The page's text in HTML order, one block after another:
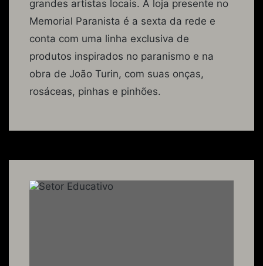
grandes artistas locais. A loja presente no
Memorial Paranista é a sexta da rede e
conta com uma linha exclusiva de
produtos inspirados no paranismo e na
obra de João Turin, com suas onças,
rosáceas, pinhas e pinhões.